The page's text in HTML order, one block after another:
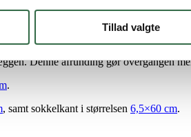
Tillad valgte
mod stød og slag. Den er
Soklerne er også rektificerede,
Denne afrunding gør overgangen
.
, samt sokkelkant i størrelsen 6,5×60 cm.